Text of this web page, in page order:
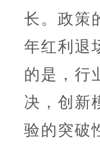
长。政策
年红利退
的是，行
决，创新
验的突破